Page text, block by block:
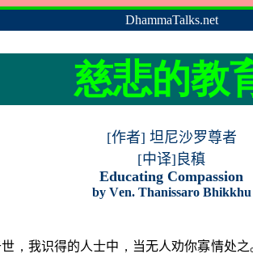
DhammaTalks.net
慈悲的教
[作者] 坦尼沙罗尊者
[中译]良稹
Educating Compassion
by Ven. Thanissaro Bhikkhu
， 我识得的人士中 ， 当无人劝你寡情处